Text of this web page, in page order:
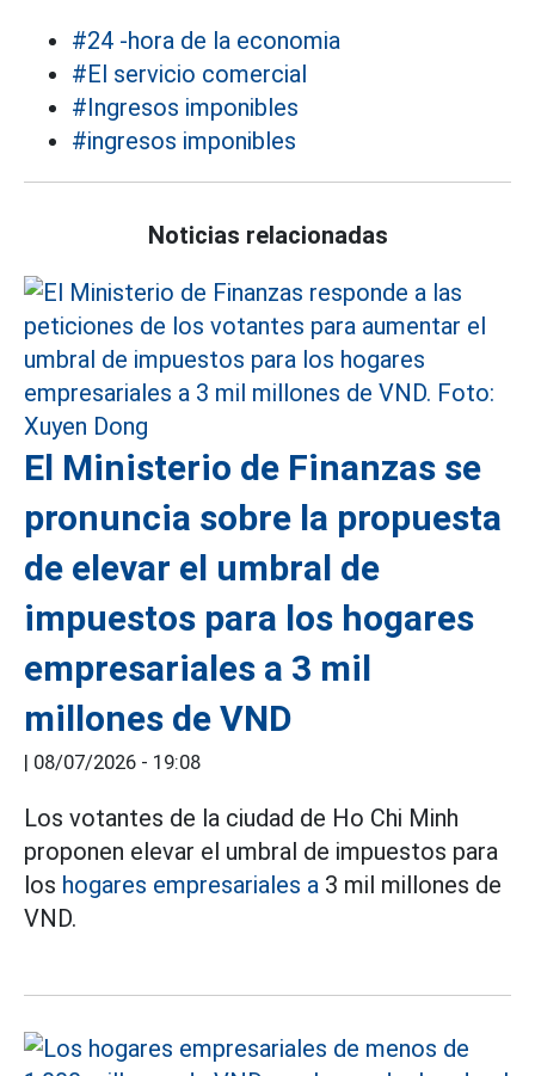
#24 -hora de la economia
#El servicio comercial
#Ingresos imponibles
#ingresos imponibles
Noticias relacionadas
El Ministerio de Finanzas se
pronuncia sobre la propuesta
de elevar el umbral de
impuestos para los hogares
empresariales a 3 mil
millones de VND
08/07/2026 - 19:08
Los votantes de la ciudad de Ho Chi Minh
proponen elevar el umbral de impuestos para
los hogares empresariales a 3 mil millones de
VND.